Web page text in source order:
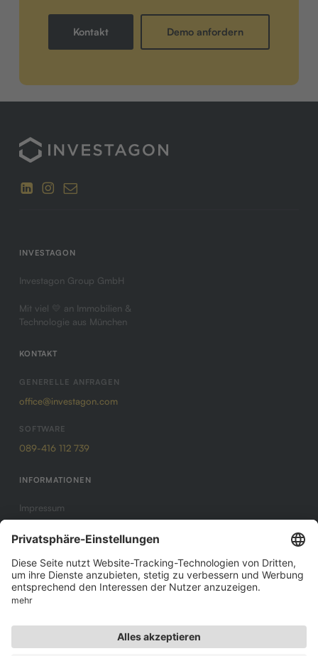
Kontakt Demo anfordern
INVESTAGON
Investagon Group GmbH
Mit viel 💛 an Immobilien &
Technologie aus München
KONTAKT
GENERELLE ANFRAGEN
office@investagon.com
SOFTWARE
089-416 112 739
INFORMATIONEN
Impressum
Datenschutz
AGB